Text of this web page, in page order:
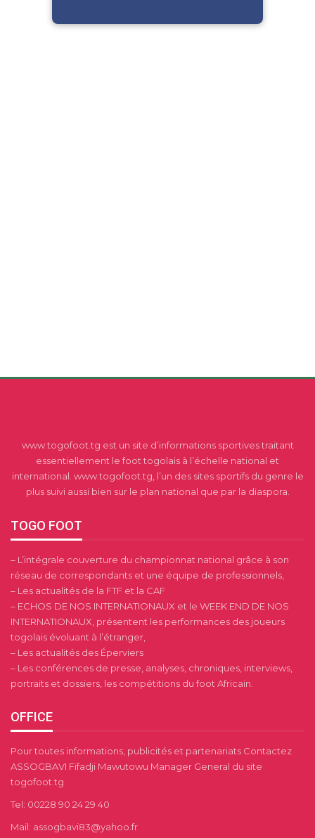
www.togofoot.tg est un site d’informations sportives traitant
essentiellement le foot togolais à l’échelle national et
international. www.togofoot.tg, l’un des sites sportifs du genre le
plus suivi aussi bien sur le plan national que par la diaspora.
TOGO FOOT
– L’intégrale couverture du championnat national grâce à son
réseau de correspondants et une équipe de professionnels,
– Les actualités de la FTF et la CAF
– ECHOS DE NOS INTERNATIONAUX et le WEEK END DE NOS
INTERNATIONAUX, présentent les performances des joueurs
togolais évoluant à l’étranger,
– Les actualités des Éperviers
– Les conférences de presse, analyses, chroniques, interviews,
portraits et dossiers, les compétitions du foot Africain.
OFFICE
Pour toutes informations, publicités et partenariats Contactez
ASSOGBAVI Fifadji Mawutowu Manager General du site
togofoot.tg
Tel: 00228 90 24 29 40
Mail: assogbavi83@yahoo.fr